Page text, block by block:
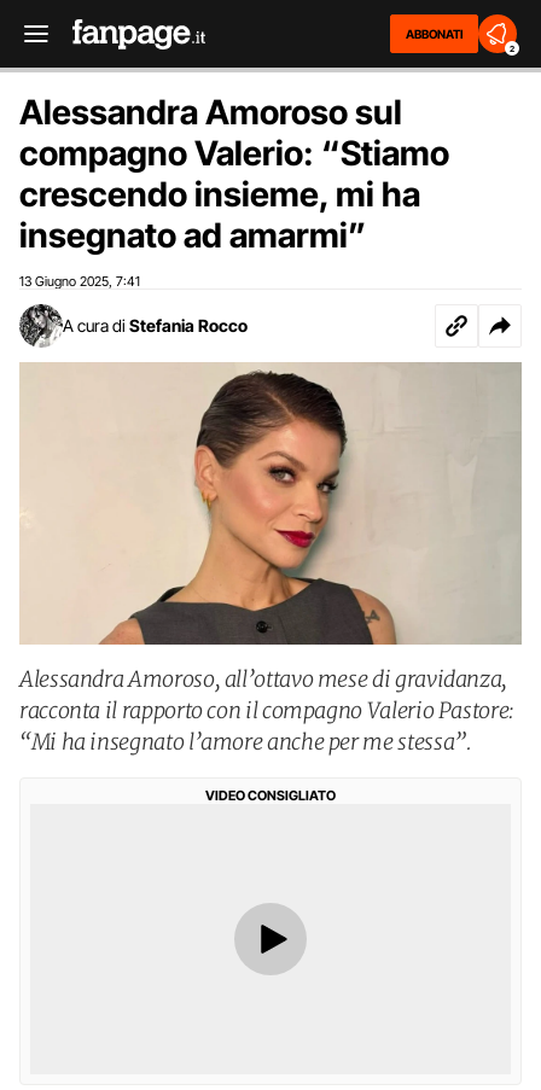
ABBONATI
2
Alessandra Amoroso sul
compagno Valerio: “Stiamo
crescendo insieme, mi ha
insegnato ad amarmi”
13 Giugno 2025 7:41
A cura di Stefania Rocco
Alessandra Amoroso, all’ottavo mese di gravidanza,
racconta il rapporto con il compagno Valerio Pastore:
“Mi ha insegnato l’amore anche per me stessa”.
VIDEO CONSIGLIATO